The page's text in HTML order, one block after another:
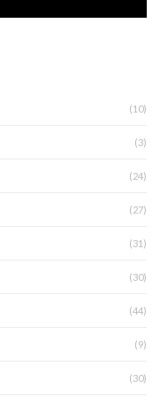
(10)
(3)
(24)
(27)
(31)
(30)
(44)
(9)
(30)